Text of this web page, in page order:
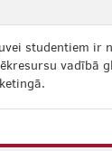
studentiem ir
vadībā